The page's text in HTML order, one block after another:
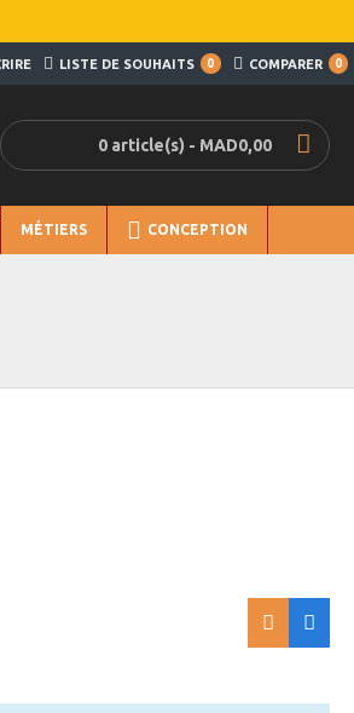
LISTE DE SOUHAITS 0 COMPARER 0
0 article(s) - MAD0,00
MÉTIERS CONCEPTION